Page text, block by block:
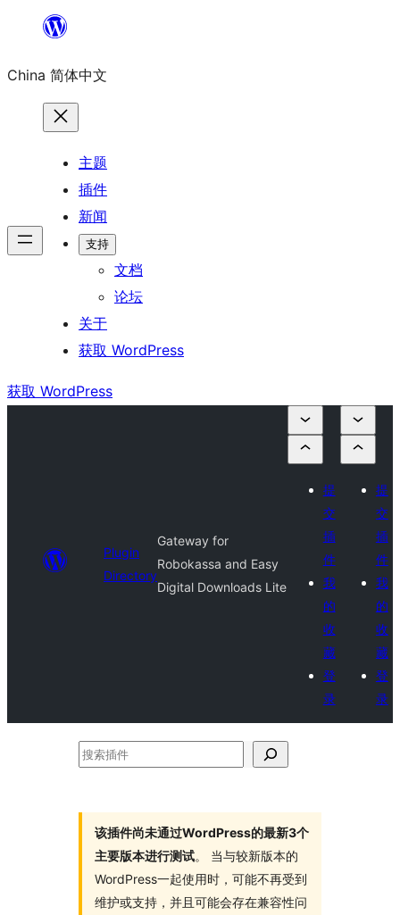
内
China 简体中文
主题
插件
新闻
支持
文档
论坛
关于
获取 WordPress
获取 WordPress
Plugin
Directory
Gateway for
Robokassa and Easy
Digital Downloads Lite
提
交
插
件
我
的
收
藏
登
录
提
交
插
件
我
的
收
藏
登
录
搜
该插件尚未通过WordPress的最新3个
主要版本进行测试。 当与较新版本的
WordPress一起使用时，可能不再受到
维护或支持，并且可能会存在兼容性问